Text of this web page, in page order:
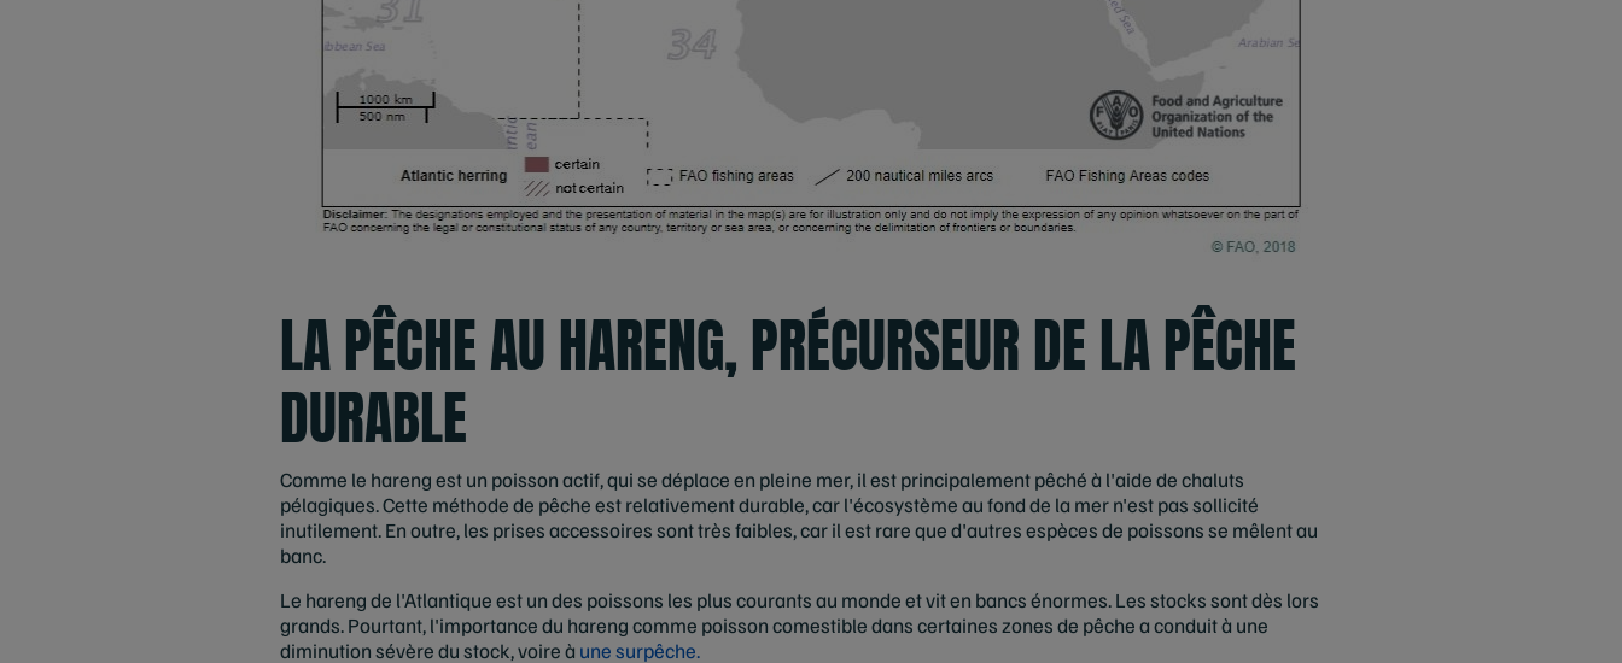
LA PÊCHE AU HARENG, PRÉCURSEUR DE LA PÊCHE
DURABLE
Comme le hareng est un poisson actif, qui se déplace en pleine mer, il est principalement pêché à l'aide de chaluts
pélagiques. Cette méthode de pêche est relativement durable, car l'écosystème au fond de la mer n'est pas sollicité
inutilement. En outre, les prises accessoires sont très faibles, car il est rare que d'autres espèces de poissons se mêlent au
banc.
Le hareng de l'Atlantique est un des poissons les plus courants au monde et vit en bancs énormes. Les stocks sont dès lors
grands. Pourtant, l'importance du hareng comme poisson comestible dans certaines zones de pêche a conduit à une
diminution sévère du stock, voire à une surpêche.